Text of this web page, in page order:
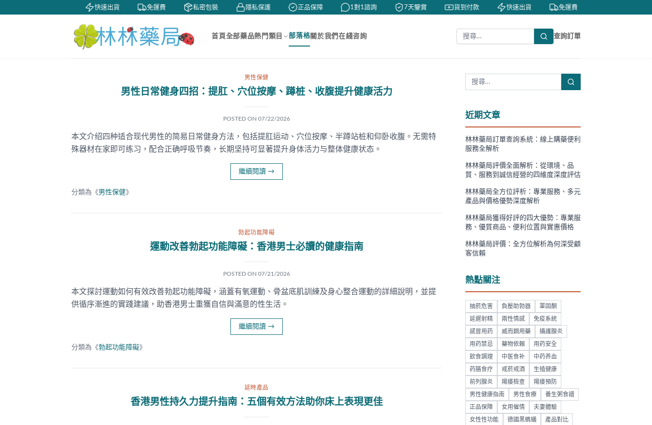
快速出貨 免運費 私密包裝 隱私保護 正品保障 1對1諮詢 7天鑒賞 貨到付款 快速出貨 免運費
首頁全部藥品熱門類目 部落格關於我們在綫咨詢 查詢訂單
男性保健
男性日常健身四招：提肛、穴位按摩、蹲桩、收腹提升健康活力
POSTED ON 07/22/2026
本文介绍四种适合现代男性的简易日常健身方法，包括提肛运动、穴位按摩、半蹲站桩和仰卧收腹。无需特
殊器材在家即可练习，配合正确呼吸节奏，长期坚持可显著提升身体活力与整体健康状态。
繼續閱讀 →
分類為《男性保健》
勃起功能障礙
運動改善勃起功能障礙：香港男士必讀的健康指南
POSTED ON 07/21/2026
本文探討運動如何有效改善勃起功能障礙，涵蓋有氧運動、骨盆底肌訓練及身心整合運動的詳細說明，並提
供循序漸進的實踐建議，助香港男士重獲自信與滿意的性生活。
繼續閱讀 →
分類為《勃起功能障礙》
延時產品
香港男性持久力提升指南：五個有效方法助你床上表現更佳
近期文章
林林藥局訂單查詢系統：線上購藥便利
服務全解析
林林藥局評價全面解析：從環境、品
質、服務到誠信經營的四維度深度評估
林林藥局全方位評析：專業服務、多元
產品與價格優勢深度解析
林林藥局獲得好評的四大優勢：專業服
務、優質商品、便利位置與實惠價格
林林藥局評價：全方位解析為何深受顧
客信賴
熱點關注
抽菸危害 負壓助勃器 睪固酮
延遲射精 兩性情感 免疫系統
感冒用药 威而鋼用藥 攝護腺炎
用药禁忌 藥物依賴 用药安全
飲食調理 中医食补 中药养血
药膳食疗 戒菸戒酒 生殖健康
前列腺炎 陽痿檢查 陽痿預防
男性健康指南 男性食療 養生粥食譜
正品保障 女用催情 夫妻體驗
女性性功能 德國黑螞蟻 產品對比